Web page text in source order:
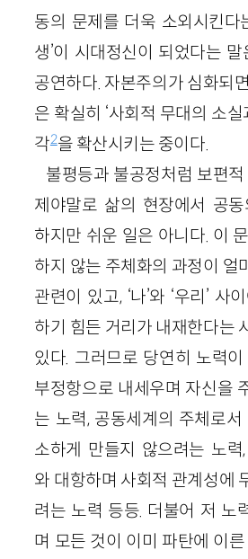
동의 문제를 더욱 소외시킨다
생’이 시대정신이 되었다는
공연하다. 자본주의가 심화되
은 확실히 ‘사회적 무대의 소실
각2을 확산시키는 중이다.
불평등과 불공정처럼 보편
제야말로 삶의 현장에서 공
하지만 쉬운 일은 아니다. 이
하지 않는 주체화의 과정이 얼
관련이 있고, ‘나’와 ‘우리’ 사
하기 힘든 거리가 내재한다는
있다. 그러므로 당연히 노력
부정항으로 내세우며 자신을
는 노력, 공동세계의 주체로
소하게 만들지 않으려는 노
와 대항하며 사회적 관계성에
려는 노력 등등. 더불어 저 노
며 모든 것이 이미 파탄에 이